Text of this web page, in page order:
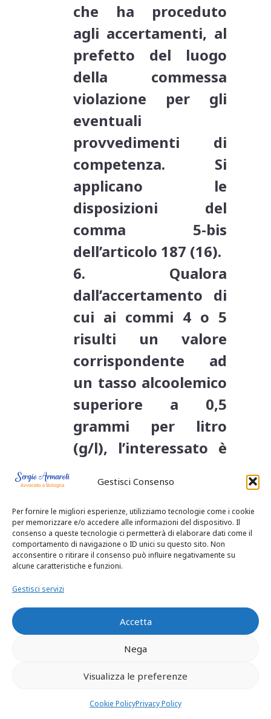
Gestisci Consenso
Per fornire le migliori esperienze, utilizziamo tecnologie come i cookie
per memorizzare e/o accedere alle informazioni del dispositivo. Il
consenso a queste tecnologie ci permetterà di elaborare dati come il
comportamento di navigazione o ID unici su questo sito. Non
acconsentire o ritirare il consenso può influire negativamente su
alcune caratteristiche e funzioni.
Gestisci servizi
Accetta
Nega
Visualizza le preferenze
Cookie PolicyPrivacy Policy
che ha proceduto
agli accertamenti, al
prefetto del luogo
della commessa
violazione per gli
eventuali
provvedimenti di
competenza. Si
applicano le
disposizioni del
comma 5-bis
dell’articolo 187 (16).
6. Qualora
dall’accertamento di
cui ai commi 4 o 5
risulti un valore
corrispondente ad
un tasso alcoolemico
superiore a 0,5
grammi per litro
(g/l), l’interessato è
di ebbrezza ai fini
dell’applicazione
delle sanzioni di cui
al comma 2.
reato, in caso di
cui ai commi 3, 4 o 5,
il conducente e’